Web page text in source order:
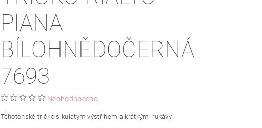
PIANA
BÍLOHNĚDOČERNÁ
7693
Neohodnoceno
Těhotenské tričko s kulatým výstřihem a krátkými rukávy.